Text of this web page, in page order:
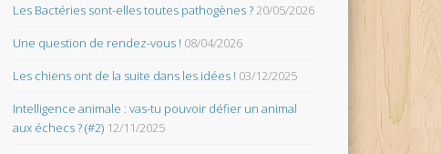
Les Bactéries sont-elles toutes pathogènes ?20/05/2026
Une question de rendez-vous ! 08/04/2026
Les chiens ont de la suite dans les idées ! 03/12/2025
Intelligence animale : vas-tu pouvoir défier un animal
aux échecs ? (#2) 12/11/2025